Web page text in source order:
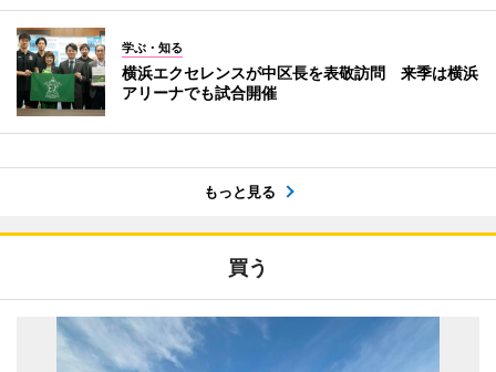
学ぶ・知る
横浜エクセレンスが中区長を表敬訪問 来季は横浜
アリーナでも試合開催
もっと見る
買う